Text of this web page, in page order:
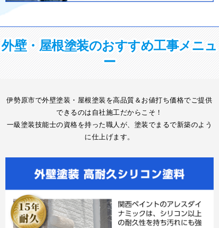
外壁・屋根塗装のおすすめ工事メニュ
ー
伊勢原市で外壁塗装・屋根塗装を高品質＆お値打ち価格でご提供
できるのは自社施工だからこそ！
一級塗装技能士の資格を持った職人が、塗装でまるで新築のよう
に仕上げます。